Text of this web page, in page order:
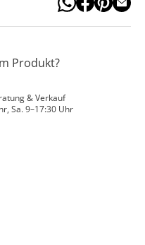
Produkt?
& Verkauf
Sa. 9–17:30 Uhr